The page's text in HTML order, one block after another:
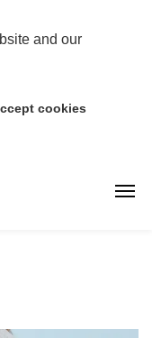
and our
cookies